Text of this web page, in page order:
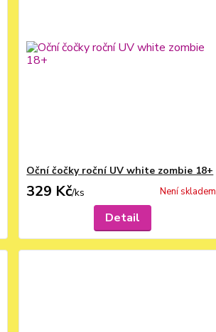
Oční čočky roční UV white zombie 18+
329 Kč/ks Není skladem
Detail